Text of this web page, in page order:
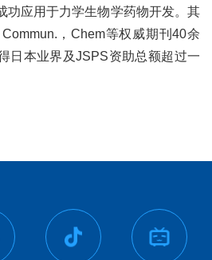
功应用于力学生物学药物开发。其
，Chem等权威期刊40余
日本业界及JSPS资助总额超过一